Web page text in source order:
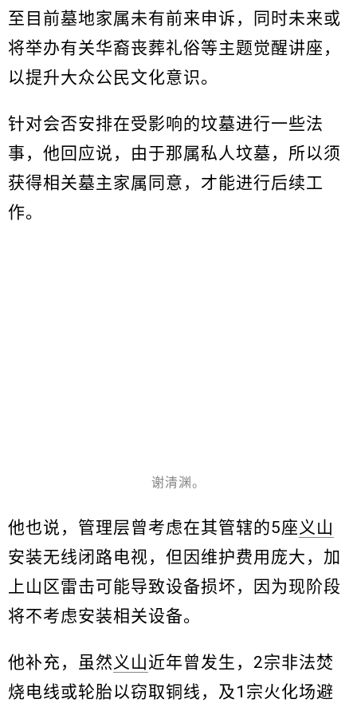
至目前墓地家属未有前来申诉，同时未来或
将举办有关华裔丧葬礼俗等主题觉醒讲座，
以提升大众公民文化意识。
针对会否安排在受影响的坟墓进行一些法
事，他回应说，由于那属私人坟墓，所以须
获得相关墓主家属同意，才能进行后续工
作。
谢清渊。
他也说，管理层曾考虑在其管辖的5座义山
安装无线闭路电视，但因维护费用庞大，加
上山区雷击可能导致设备损坏，因为现阶段
将不考虑安装相关设备。
他补充，虽然义山近年曾发生，2宗非法焚
烧电线或轮胎以窃取铜线，及1宗火化场避